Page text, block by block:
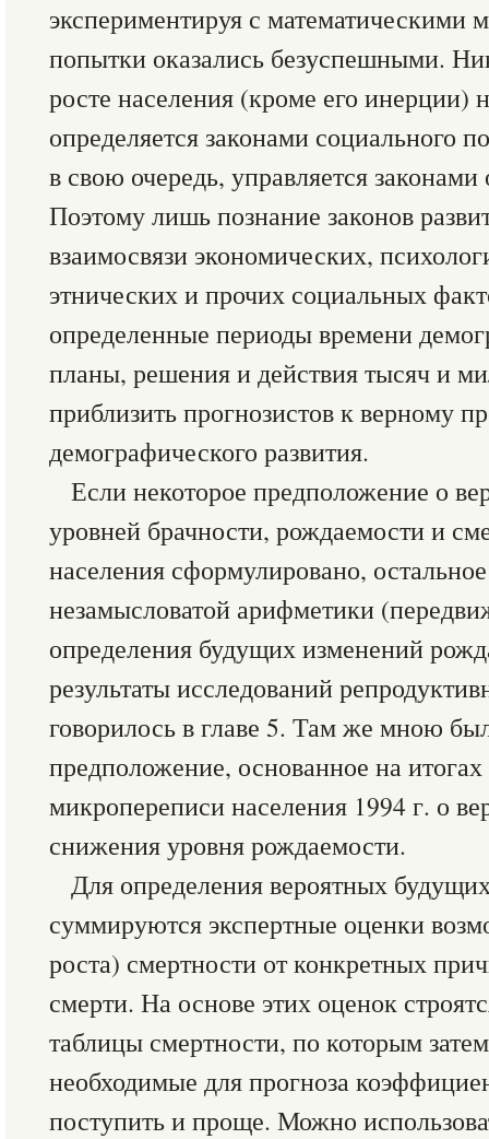
экспериментируя с математическими
попытки оказались безуспешными.
росте населения (кроме его инерции)
определяется законами социального
в свою очередь, управляется
Поэтому лишь познание законов
взаимосвязи экономических,
этнических и прочих социальных
определенные периоды времени
планы, решения и действия тысяч и
приблизить прогнозистов к верному
демографического развития.
Если некоторое предположение о
уровней брачности, рождаемости и
населения сформулировано,
незамысловатой арифметики
определения будущих изменений
результаты исследований
говорилось в главе 5. Там же мною
предположение, основанное на
микропереписи населения 1994 г. о
снижения уровня рождаемости.
Для определения вероятных
суммируются экспертные оценки
роста) смертности от конкретных
смерти. На основе этих оценок
таблицы смертности, по которым
необходимые для прогноза
поступить и проще. Можно